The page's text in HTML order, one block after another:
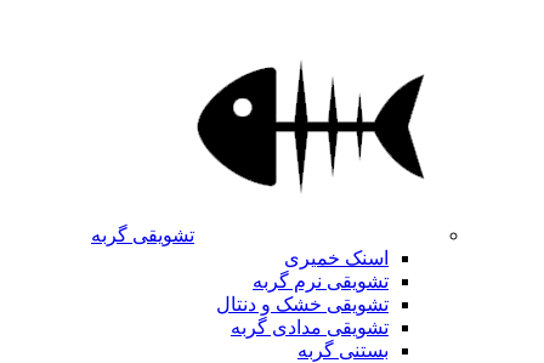
تشویقی گربه
اسنک خمیری
تشویقی نرم گربه
تشویقی خشک و دنتال
تشویقی مدادی گربه
بستنی گربه